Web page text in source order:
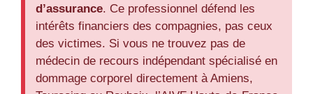
d’assurance. Ce professionnel défend les
intérêts financiers des compagnies, pas ceux
des victimes. Si vous ne trouvez pas de
médecin de recours indépendant spécialisé en
dommage corporel directement à Amiens,